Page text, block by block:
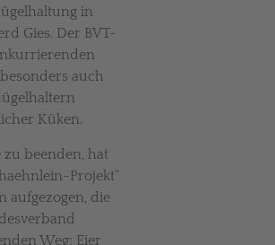
in
Gies. Der BVT-
auch
Küken.
beenden, hat
Projekt“
aufgezogen, die
Weg; Eier